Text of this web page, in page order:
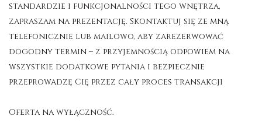
standardzie i funkcjonalności tego wnętrza,
zapraszam na prezentację. Skontaktuj się ze mną
telefonicznie lub mailowo, aby zarezerwować
dogodny termin – z przyjemnością odpowiem na
wszystkie dodatkowe pytania i bezpiecznie
przeprowadzę Cię przez cały proces transakcji
Oferta na wyłączność.